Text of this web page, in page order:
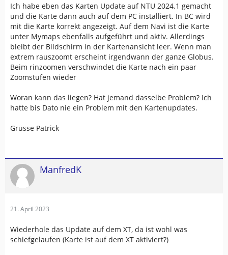
Ich habe eben das Karten Update auf NTU 2024.1 gemacht
und die Karte dann auch auf dem PC installiert. In BC wird
mit die Karte korrekt angezeigt. Auf dem Navi ist die Karte
unter Mymaps ebenfalls aufgeführt und aktiv. Allerdings
bleibt der Bildschirm in der Kartenansicht leer. Wenn man
extrem rauszoomt erscheint irgendwann der ganze Globus.
Beim rinzoomen verschwindet die Karte nach ein paar
Zoomstufen wieder
Woran kann das liegen? Hat jemand dasselbe Problem? Ich
hatte bis Dato nie ein Problem mit den Kartenupdates.
Grüsse Patrick
ManfredK
21. April 2023
Wiederhole das Update auf dem XT, da ist wohl was
schiefgelaufen (Karte ist auf dem XT aktiviert?)